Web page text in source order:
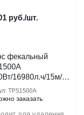
руб./шт.
фекальный
16980л.ч/15м/2
10 м.)
заказать
TPS1500A